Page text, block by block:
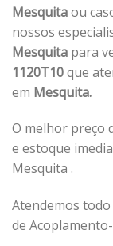
Mesquitaou
nossos
Mesquita para
1120T10que
em Mesquita.
O melhor preço
e estoque
Mesquita .
Atendemos todo
de